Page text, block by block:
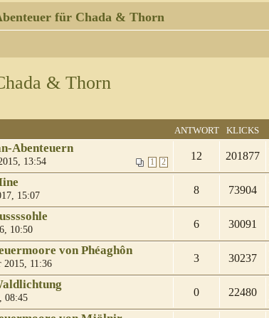
für Chada & Thorn
& Thorn
ANTWORT KLICKS
Abenteuern
1 2
13:54 12 201877
15:07 8 73904
10:50 6 30091
von Phéaghôn
2015, 11:36 3 30237
08:45 0 22480